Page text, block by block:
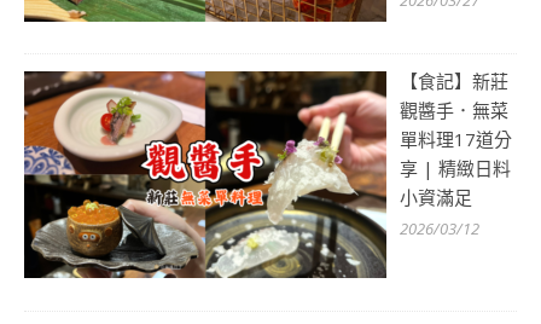
【食記】新莊
觀醬手．無菜
單料理17道分
享 | 精緻日料
小資滿足
2026/03/12